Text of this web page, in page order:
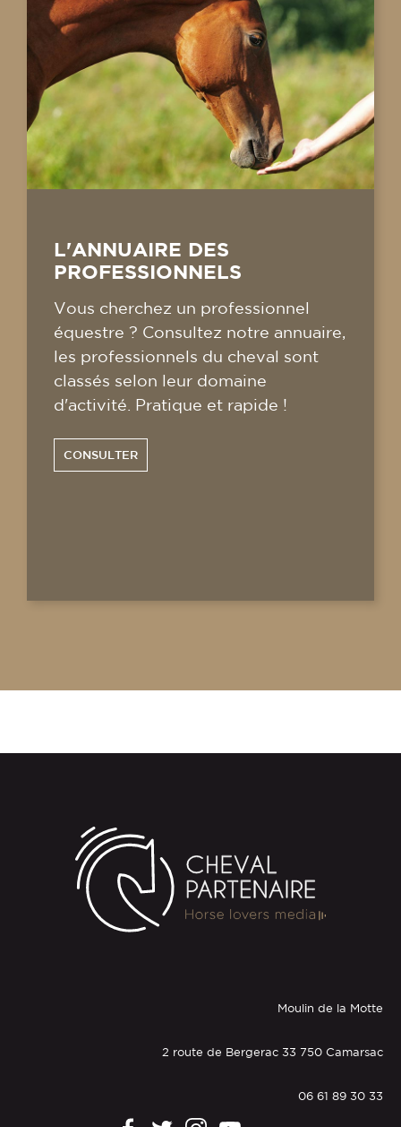
L'ANNUAIRE DES
PROFESSIONNELS
Vous cherchez un professionnel
équestre ? Consultez notre annuaire,
les professionnels du cheval sont
classés selon leur domaine
d'activité. Pratique et rapide !
CONSULTER
Moulin de la Motte
2 route de Bergerac 33 750 Camarsac
06 61 89 30 33